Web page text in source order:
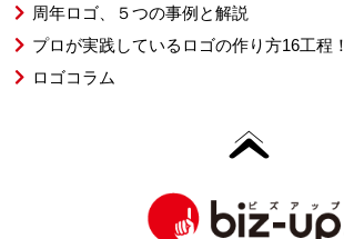
周年ロゴ、５つの事例と解説
プロが実践しているロゴの作り方16工程！
ロゴコラム